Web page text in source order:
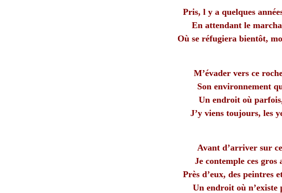
Pris, l y a quelques
En attendant le
Où se réfugiera bientôt,
M’évader vers ce
Son environnement
Un endroit où
J’y viens toujours, les
Avant d’arriver sur
Je contemple ces gros
Près d’eux, des peintres
Un endroit où n’existe